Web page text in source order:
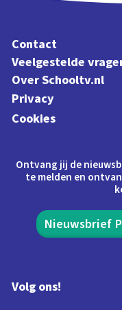
Contact
Veelgestelde
Over Schooltv.nl
Privacy
Cookies
Ontvang jij de
te melden en
Nieuwsbrief
Volg ons!